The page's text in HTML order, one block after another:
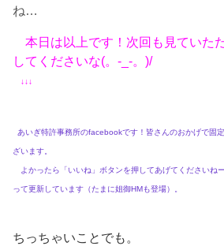
ね…
本日は以上です！次回も見ていた
してくださいな(。-_-。)/
↓↓↓
あいぎ特許事務所のfacebookです！皆さんのおかげで固
ざいます。
よかったら「いいね」ボタンを押してあげてくださいね
って更新しています（たまに姐御HMも登場）。
ちっちゃいことでも。